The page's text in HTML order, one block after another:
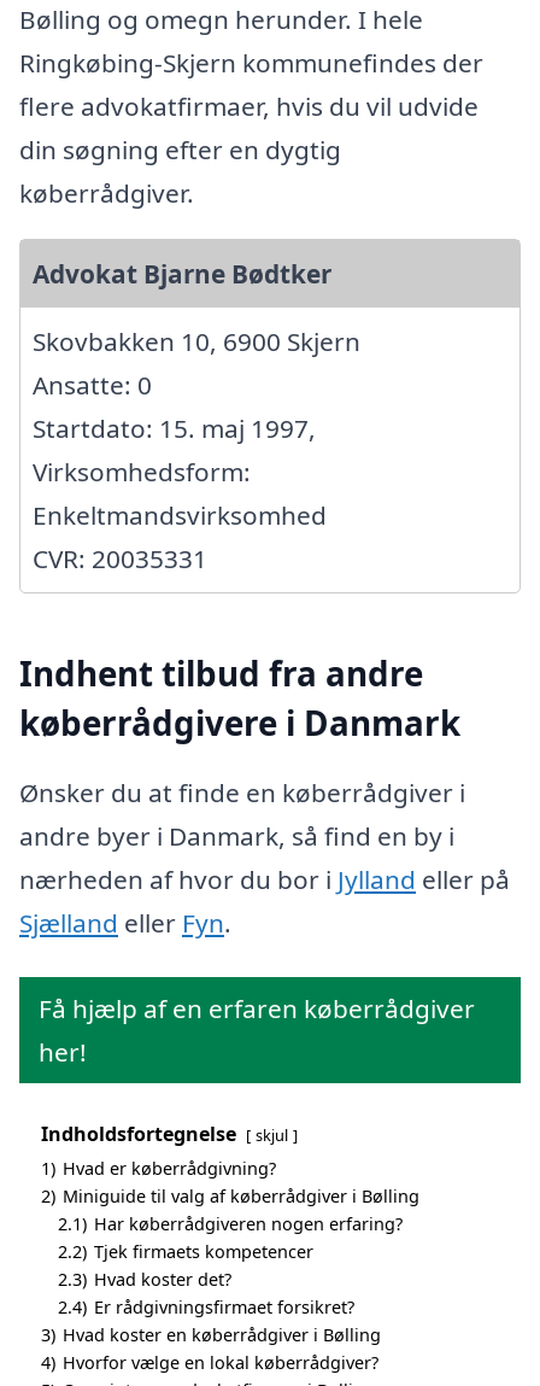
Bølling og omegn herunder. I hele
Ringkøbing-Skjern kommunefindes der
flere advokatfirmaer, hvis du vil udvide
din søgning efter en dygtig
køberrådgiver.
Advokat Bjarne Bødtker
Skovbakken 10, 6900 Skjern
Ansatte: 0
Startdato: 15. maj 1997,
Virksomhedsform:
Enkeltmandsvirksomhed
CVR: 20035331
Indhent tilbud fra andre
køberrådgivere i Danmark
Ønsker du at finde en køberrådgiver i
andre byer i Danmark, så find en by i
nærheden af hvor du bor i Jylland eller på
Sjælland eller Fyn.
Få hjælp af en erfaren køberrådgiver
her!
Indholdsfortegnelse skjul
1) Hvad er køberrådgivning?
2) Miniguide til valg af køberrådgiver i Bølling
2.1) Har køberrådgiveren nogen erfaring?
2.2) Tjek firmaets kompetencer
2.3) Hvad koster det?
2.4) Er rådgivningsfirmaet forsikret?
3) Hvad koster en køberrådgiver i Bølling
4) Hvorfor vælge en lokal køberrådgiver?